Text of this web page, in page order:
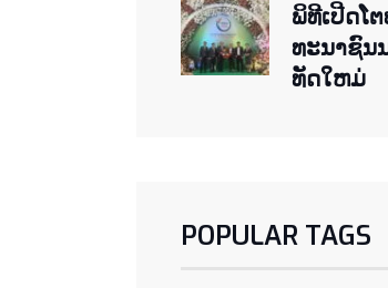
ພິ​ທີ​ເປີດ​ໂ
ທະ​ນາ​ຊົນ​
ທັດ​ໃຫມ່
POPULAR TAGS